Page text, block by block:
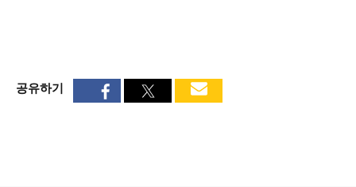
공유하기